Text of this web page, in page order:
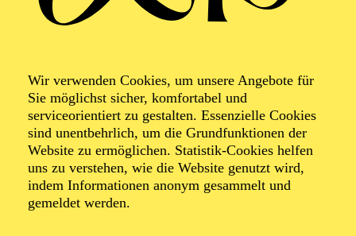
Wir verwenden Cookies, um unsere Angebote für
Sie möglichst sicher, komfortabel und
serviceorientiert zu gestalten. Essenzielle Cookies
sind unentbehrlich, um die Grundfunktionen der
Website zu ermöglichen. Statistik-Cookies helfen
uns zu verstehen, wie die Website genutzt wird,
indem Informationen anonym gesammelt und
gemeldet werden.
Show­time (ein ent­
täu­schen­der
Abend)
von Felix Krakau